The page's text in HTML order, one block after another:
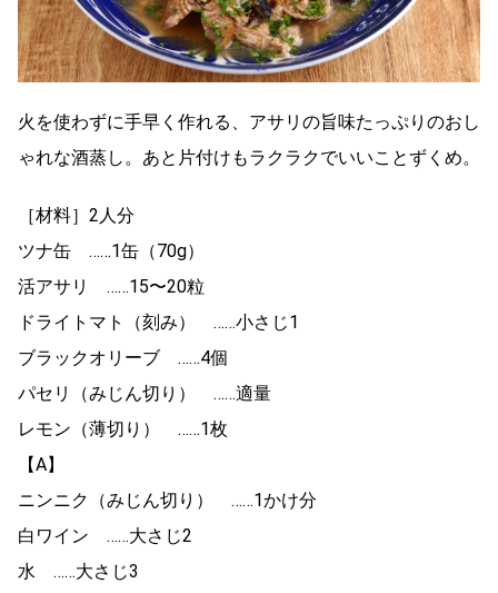
火を使わずに手早く作れる、アサリの旨味たっぷりのおし
ゃれな酒蒸し。あと片付けもラクラクでいいことずくめ。
［材料］2人分
ツナ缶 ……1缶（70g）
活アサリ ……15〜20粒
ドライトマト（刻み） ……小さじ1
ブラックオリーブ ……4個
パセリ（みじん切り） ……適量
レモン（薄切り） ……1枚
【A】
ニンニク（みじん切り） ……1かけ分
白ワイン ……大さじ2
水 ……大さじ3